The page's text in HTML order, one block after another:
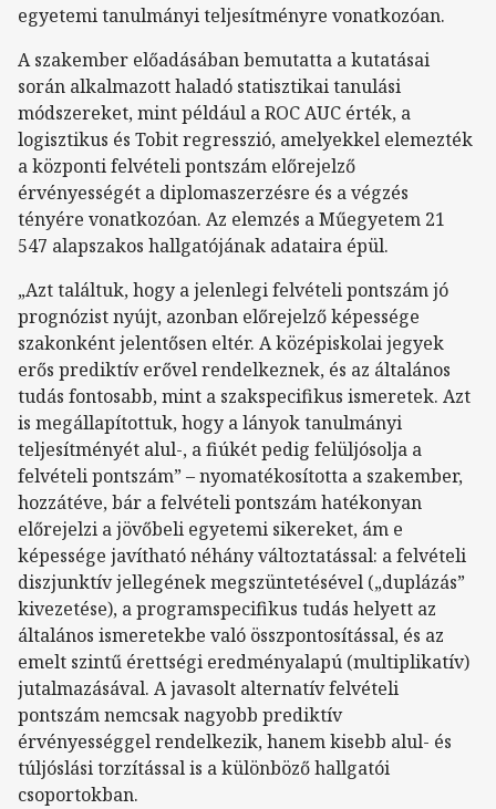
egyetemi tanulmányi teljesítményre vonatkozóan.
A szakember előadásában bemutatta a kutatásai
során alkalmazott haladó statisztikai tanulási
módszereket, mint például a ROC AUC érték, a
logisztikus és Tobit regresszió, amelyekkel elemezték
a központi felvételi pontszám előrejelző
érvényességét a diplomaszerzésre és a végzés
tényére vonatkozóan. Az elemzés a Műegyetem 21
547 alapszakos hallgatójának adataira épül.
„Azt találtuk, hogy a jelenlegi felvételi pontszám jó
prognózist nyújt, azonban előrejelző képessége
szakonként jelentősen eltér. A középiskolai jegyek
erős prediktív erővel rendelkeznek, és az általános
tudás fontosabb, mint a szakspecifikus ismeretek. Azt
is megállapítottuk, hogy a lányok tanulmányi
teljesítményét alul-, a fiúkét pedig felüljósolja a
felvételi pontszám” – nyomatékosította a szakember,
hozzátéve, bár a felvételi pontszám hatékonyan
előrejelzi a jövőbeli egyetemi sikereket, ám e
képessége javítható néhány változtatással: a felvételi
diszjunktív jellegének megszüntetésével („duplázás”
kivezetése), a programspecifikus tudás helyett az
általános ismeretekbe való összpontosítással, és az
emelt szintű érettségi eredményalapú (multiplikatív)
jutalmazásával. A javasolt alternatív felvételi
pontszám nemcsak nagyobb prediktív
érvényességgel rendelkezik, hanem kisebb alul- és
túljóslási torzítással is a különböző hallgatói
csoportokban.